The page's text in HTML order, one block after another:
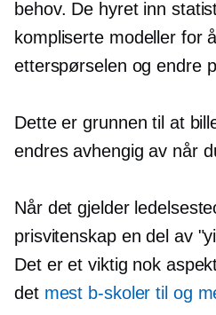
behov. De hyret inn
kompliserte modeller for
etterspørselen og endre
Dette er grunnen til at
endres avhengig av når
Når det gjelder
prisvitenskap en del av
Det er et viktig nok
det mest b-skoler til og